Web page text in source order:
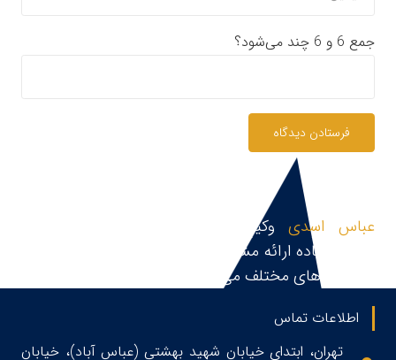
جمع 6 و 6 چند می‌شود؟
فرستادن دیدگاه
عباس اسدی وکیل پایه یک دادگستری و مشاور
حقوقی،آماده ارائه مشاوره حقوقی، قبول و پیگیری پرونده
در زمینه های مختلف می باشد.
اطلاعات تماس
تهران، ابتدای خیابان شهید بهشتی (عباس آباد)، خیابان